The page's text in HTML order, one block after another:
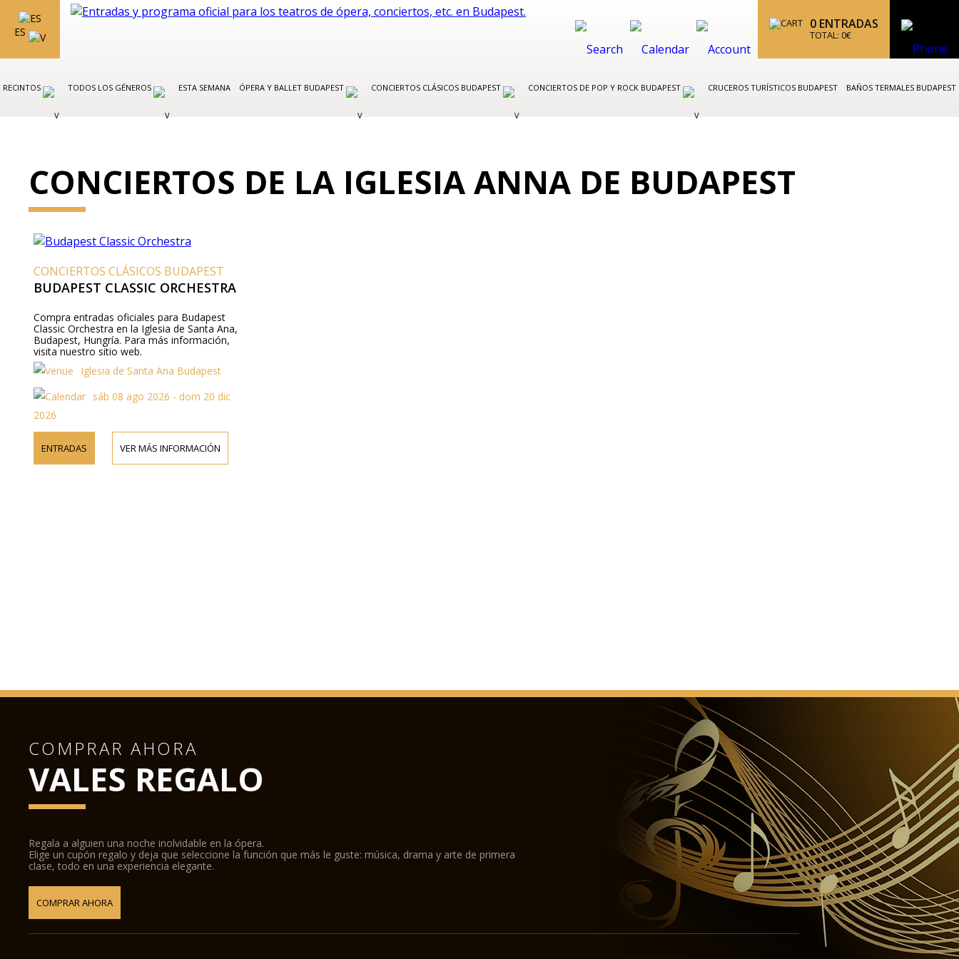
ES
0 ENTRADAS
TOTAL: 0€
RECINTOS TODOS LOS GÉNEROS ESTA SEMANA ÓPERA Y BALLET BUDAPEST CONCIERTOS CLÁSICOS BUDAPEST CONCIERTOS DE POP Y ROCK BUDAPEST CRUCEROS TURÍSTICOS BUDAPEST BAÑOS TERMALES BUDAPEST
CONCIERTOS DE LA IGLESIA ANNA DE BUDAPEST
CONCIERTOS CLÁSICOS BUDAPEST
BUDAPEST CLASSIC ORCHESTRA
Compra entradas oficiales para Budapest
Classic Orchestra en la Iglesia de Santa Ana,
Budapest, Hungría. Para más información,
visita nuestro sitio web.
Iglesia de Santa Ana Budapest
sáb 08 ago 2026 - dom 20 dic
2026
ENTRADAS VER MÁS INFORMACIÓN
COMPRAR AHORA
VALES REGALO
Regala a alguien una noche inolvidable en la ópera.
Elige un cupón regalo y deja que seleccione la función que más le guste: música, drama y arte de primera
clase, todo en una experiencia elegante.
COMPRAR AHORA